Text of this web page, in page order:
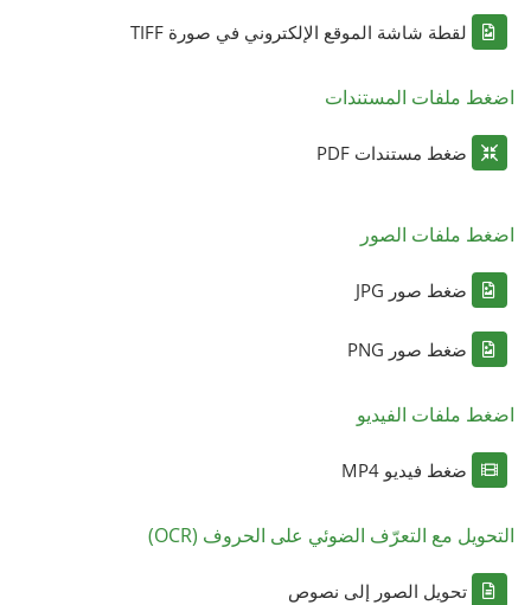
لقطة شاشة الموقع الإلكتروني في صورة TIFF
اضغط ملفات المستندات
ضغط مستندات PDF
اضغط ملفات الصور
ضغط صور JPG
ضغط صور PNG
اضغط ملفات الفيديو
ضغط فيديو MP4
التحويل مع التعرّف الضوئي على الحروف (OCR)
تحويل الصور إلى نصوص